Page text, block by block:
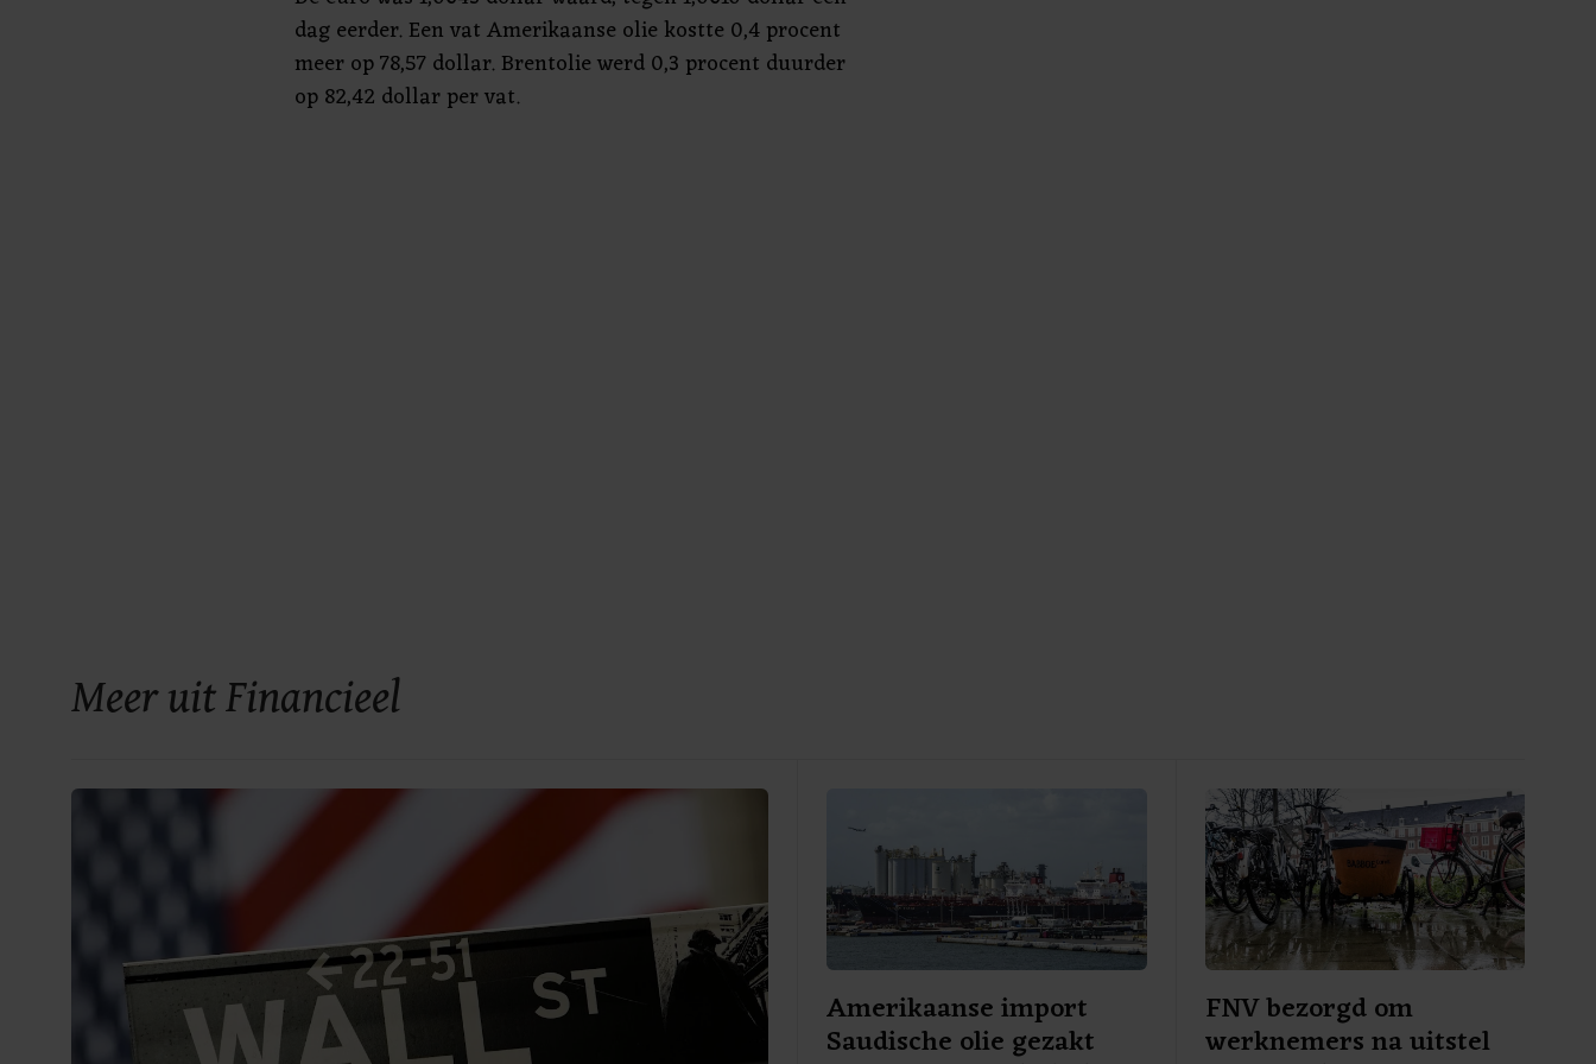
dag eerder. Een vat Amerikaanse olie kostte 0,4 procent
meer op 78,57 dollar. Brentolie werd 0,3 procent duurder
op 82,42 dollar per vat.
Meer uit Financieel
Amerikaanse import
Saudische olie gezakt
FNV bezorgd om
werknemers na uitstel